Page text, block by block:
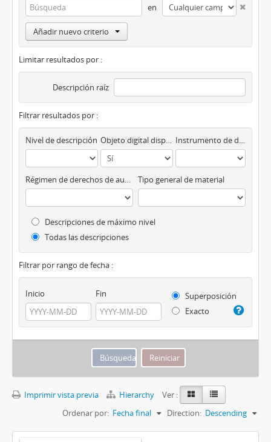
en
Añadir nuevo criterio
Limitar resultados por :
Descripción raíz
Filtrar resultados por :
Nivel de descripción Objeto digital disponibles Instrumento de descripción
Régimen de derechos de autor Tipo general de material
Descripciones de máximo nivel
Todas las descripciones
Filtrar por rango de fecha :
Inicio Fin
Superposición
Exacto
Imprimir vista previa Hierarchy
Ver :
Ordenar por: Fecha final Direction: Descending